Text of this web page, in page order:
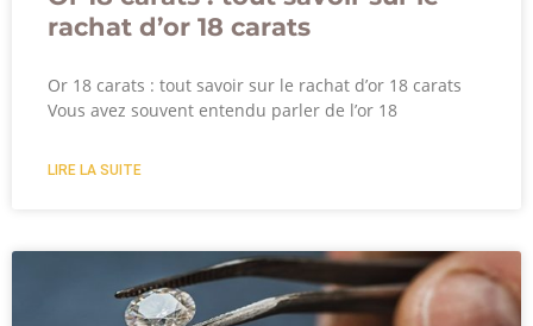
rachat d’or 18 carats
Or 18 carats : tout savoir sur le rachat d’or 18 carats
Vous avez souvent entendu parler de l’or 18
LIRE LA SUITE